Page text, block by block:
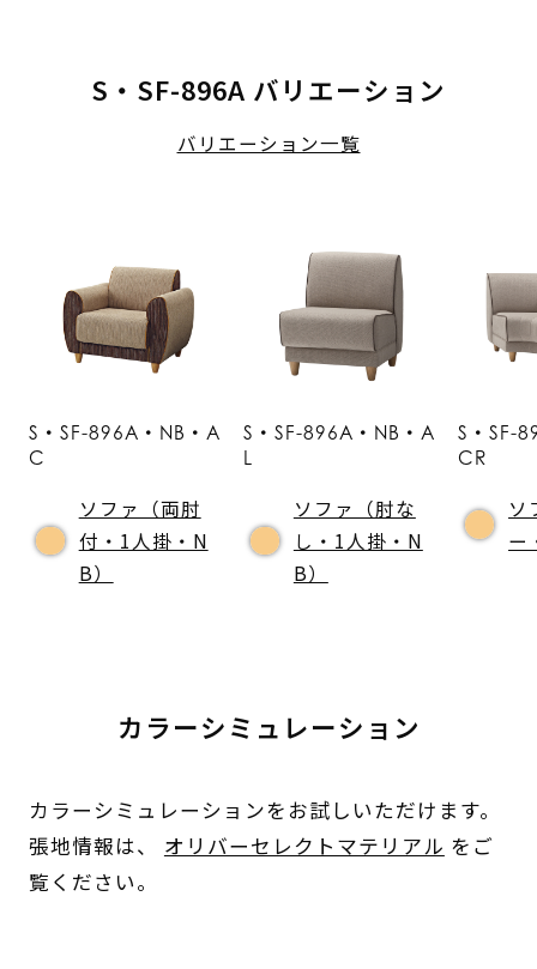
S・SF-896A バリエーション
バリエーション一覧
S・SF-896A・NB・A
C
ソファ（両肘
付・1人掛・N
B）
S・SF-896A・NB・A
L
ソファ（肘な
し・1人掛・N
B）
S・SF-
CR
ソ
ー
カラーシミュレーション
カラーシミュレーションをお試しいただけます。
張地情報は、 オリバーセレクトマテリアル をご
覧ください。